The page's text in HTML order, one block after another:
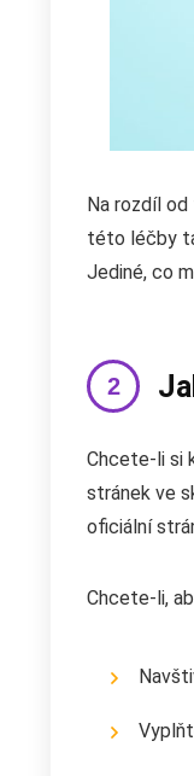
Na rozdíl
této léčby
Jediné, co
Chcete-li si
stránek ve
oficiální
Chcete-li,